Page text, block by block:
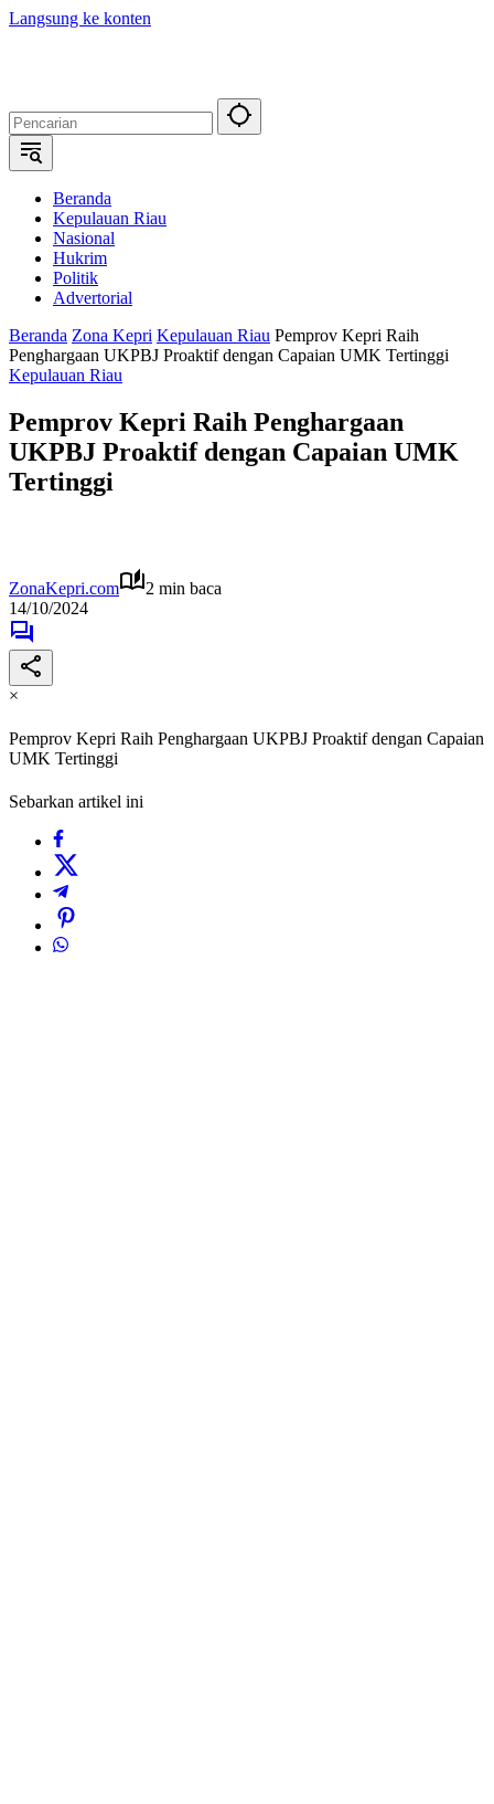
Langsung ke konten
Beranda
Kepulauan Riau
Nasional
Hukrim
Politik
Advertorial
Beranda Zona Kepri Kepulauan Riau Pemprov Kepri Raih
Penghargaan UKPBJ Proaktif dengan Capaian UMK Tertinggi
Kepulauan Riau
Pemprov Kepri Raih Penghargaan
UKPBJ Proaktif dengan Capaian UMK
Tertinggi
ZonaKepri.com
2 min baca
14/10/2024
×
Pemprov Kepri Raih Penghargaan UKPBJ Proaktif dengan Capaian
UMK Tertinggi
Sebarkan artikel ini